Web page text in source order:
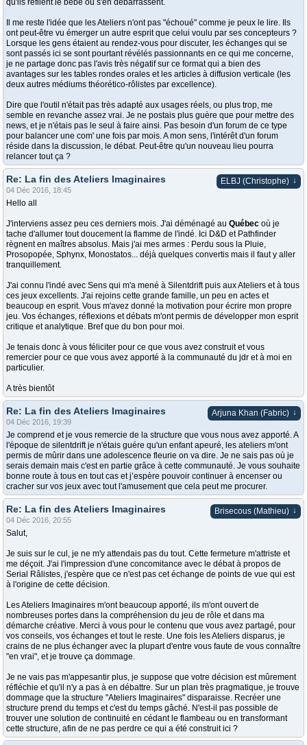
qu'ils refilent le bébé ou s'en débarrassent.
Il me reste l'idée que les Ateliers n'ont pas "échoué" comme je peux le lire. Ils
ont peut-être vu émerger un autre esprit que celui voulu par ses concepteurs ?
Lorsque les gens étaient au rendez-vous pour discuter, les échanges qui se
sont passés ici se sont pourtant révélés passionnants en ce qui me concerne,
je ne partage donc pas l'avis très négatif sur ce format qui a bien des
avantages sur les tables rondes orales et les articles à diffusion verticale (les
deux autres médiums théorético-rôlistes par excellence).
Dire que l'outil n'était pas très adapté aux usages réels, ou plus trop, me
semble en revanche assez vrai. Je ne postais plus guère que pour mettre des
news, et je n'étais pas le seul à faire ainsi. Pas besoin d'un forum de ce type
pour balancer une com' une fois par mois. A mon sens, l'intérêt d'un forum
réside dans la discussion, le débat. Peut-être qu'un nouveau lieu pourra
relancer tout ça ?
ELBJ (Christophe) ↓
Re: La fin des Ateliers Imaginaires
04 Déc 2016, 18:45
Hello all
J'interviens assez peu ces derniers mois. J'ai déménagé au Québec où je
tache d'allumer tout doucement la flamme de l'indé. Ici D&D et Pathfinder
règnent en maîtres absolus. Mais j'ai mes armes : Perdu sous la Pluie,
Prosopopée, Sphynx, Monostatos... déjà quelques convertis mais il faut y aller
tranquillement.
J'ai connu l'indé avec Sens qui m'a mené à Silentdrift puis aux Ateliers et à tous
ces jeux excellents. J'ai rejoins cette grande famille, un peu en actes et
beaucoup en esprit. Vous m'avez donné la motivation pour écrire mon propre
jeu. Vos échanges, réflexions et débats m'ont permis de développer mon esprit
critique et analytique. Bref que du bon pour moi.
Je tenais donc à vous féliciter pour ce que vous avez construit et vous
remercier pour ce que vous avez apporté à la communauté du jdr et à moi en
particulier.
A très bientôt
Arjuna Khan (Fabric) ↓
Re: La fin des Ateliers Imaginaires
04 Déc 2016, 19:39
Je comprend et je vous remercie de la structure que vous nous avez apporté. A
l'époque de silentdrift je n'étais guére qu'un enfant apeuré, les ateliers m'ont
permis de mûrir dans une adolescence fleurie on va dire. Je ne sais pas où je
serais demain mais c'est en partie grâce à cette communauté. Je vous souhaite
bonne route à tous en tout cas et j’espère pouvoir continuer à encenser ou
cracher sur vos jeux avec tout l'amusement que cela peut me procurer.
Brisecous (Mathieu) ↓
Re: La fin des Ateliers Imaginaires
04 Déc 2016, 20:55
Salut,
Je suis sur le cul, je ne m'y attendais pas du tout. Cette fermeture m'attriste et
me déçoit. J'ai l'impression d'une concomitance avec le débat à propos de
Serial Râlistes, j'espère que ce n'est pas cet échange de points de vue qui est
à l'origine de cette décision.
Les Ateliers Imaginaires m'ont beaucoup apporté, ils m'ont ouvert de
nombreuses portes dans la compréhension du jeu de rôle et dans ma
démarche créative. Merci à vous pour le contenu que vous avez partagé, pour
vos conseils, vos échanges et tout le reste. Une fois les Ateliers disparus, je
crains de ne plus échanger avec la plupart d'entre vous faute de vous connaître
"en vrai", et je trouve ça dommage.
Je ne vais pas m'appesantir plus, je suppose que votre décision est mûrement
réfléchie et qu'il n'y a pas à en débattre. Sur un plan très pragmatique, je trouve
dommage que la structure "Ateliers Imaginaires" disparaisse. Recréer une
structure prend du temps et c'est du temps gâché. N'est-il pas possible de
trouver une solution de continuité en cédant le flambeau ou en transformant
cette structure, afin de ne pas perdre ce qui a été construit ici ?